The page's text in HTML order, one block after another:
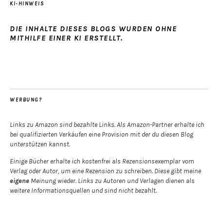
KI-HINWEIS
DIE INHALTE DIESES BLOGS WURDEN OHNE
MITHILFE EINER KI ERSTELLT.
WERBUNG?
Links zu Amazon sind bezahlte Links. Als Amazon-Partner erhalte ich
bei qualifizierten Verkäufen eine Provision mit der du diesen Blog
unterstützen kannst.
Einige Bücher erhalte ich kostenfrei als Rezensionsexemplar vom
Verlag oder Autor, um eine Rezension zu schreiben. Diese gibt meine
eigene Meinung wieder. Links zu Autoren und Verlagen dienen als
weitere Informationsquellen und sind nicht bezahlt.